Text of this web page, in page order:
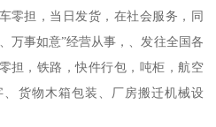
零担，当日发货，在社会服务，同
万事如意”经营从事，、发往全国各
担，铁路，快件行包，吨柜，航空
货物木箱包装、厂房搬迁机械设